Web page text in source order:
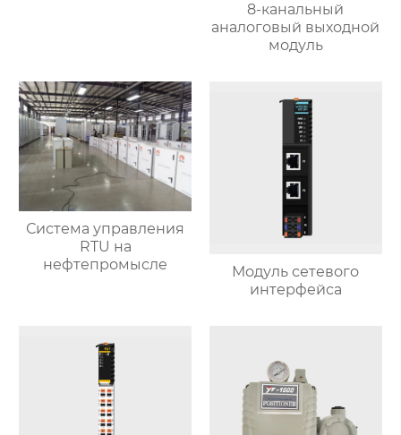
8-канальный
аналоговый выходной
модуль
Система управления
RTU на
нефтепромысле
Модуль сетевого
интерфейса